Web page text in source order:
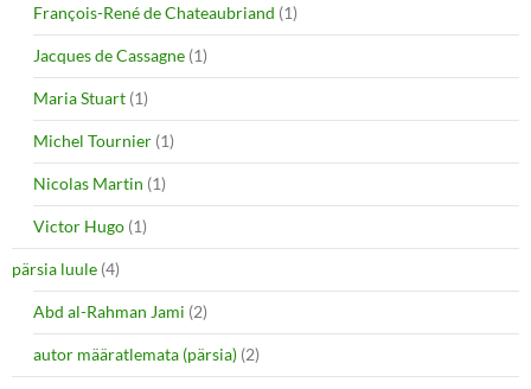
François-René de Chateaubriand (1)
Jacques de Cassagne (1)
Maria Stuart (1)
Michel Tournier (1)
Nicolas Martin (1)
Victor Hugo (1)
pärsia luule (4)
Abd al-Rahman Jami (2)
autor määratlemata (pärsia) (2)